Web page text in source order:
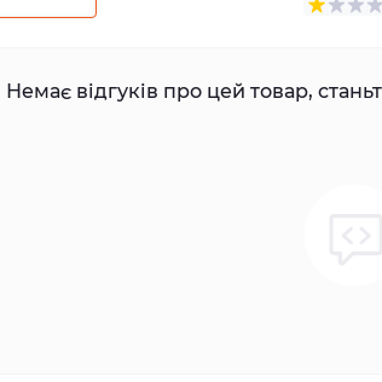
Немає відгуків про цей товар,